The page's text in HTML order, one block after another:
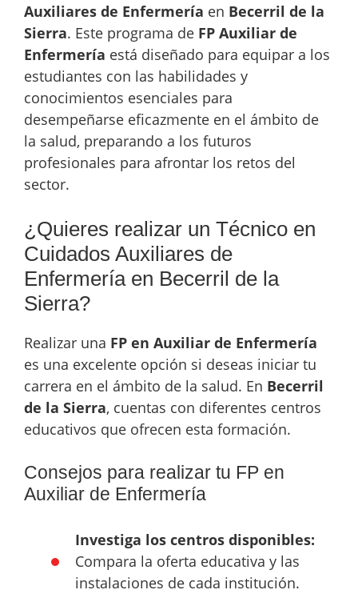
Auxiliares de Enfermería en Becerril de la
Sierra. Este programa de FP Auxiliar de
Enfermería está diseñado para equipar a los
estudiantes con las habilidades y
conocimientos esenciales para
desempeñarse eficazmente en el ámbito de
la salud, preparando a los futuros
profesionales para afrontar los retos del
sector.
¿Quieres realizar un Técnico en
Cuidados Auxiliares de
Enfermería en Becerril de la
Sierra?
Realizar una FP en Auxiliar de Enfermería
es una excelente opción si deseas iniciar tu
carrera en el ámbito de la salud. En Becerril
de la Sierra, cuentas con diferentes centros
educativos que ofrecen esta formación.
Consejos para realizar tu FP en
Auxiliar de Enfermería
Investiga los centros disponibles:
Compara la oferta educativa y las
instalaciones de cada institución.